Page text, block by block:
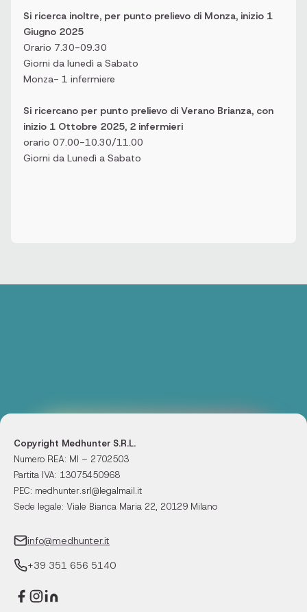
Si ricerca inoltre, per punto prelievo di Monza, inizio 1
Giugno 2025
Orario 7.30-09.30
Giorni da lunedì a Sabato
Monza- 1 infermiere
Si ricercano per punto prelievo di Verano Brianza, con
inizio 1 Ottobre 2025, 2 infermieri
orario 07.00-10.30/11.00
Giorni da Lunedì a Sabato
Copyright Medhunter S.R.L.
Numero REA: MI – 2702503
Partita IVA: 13075450968
PEC: medhunter.srl@legalmail.it
Sede legale: Viale Bianca Maria 22, 20129 Milano
info@medhunter.it
+39 351 656 5140